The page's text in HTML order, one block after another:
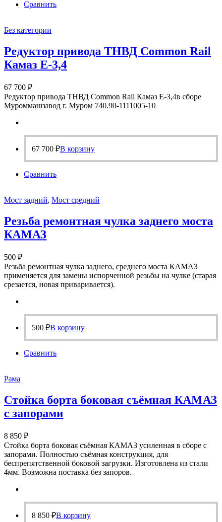
Сравнить
Без категории
Редуктор привода ТНВД Common Rail
Камаз Е-3,4
67 700 ₽
Редуктор привода ТНВД Common Rail Камаз Е-3,4в сборе
Муроммашзавод г. Муром 740.90-1111005-10
67 700 ₽В корзину
Сравнить
Мост задний, Мост средний
Резьба ремонтная чулка заднего моста
КАМАЗ
500 ₽
Резьба ремонтная чулка заднего, среднего моста КАМАЗ
применяется для замены испорченной резьбы на чулке (старая
срезается, новая приваривается).
500 ₽В корзину
Сравнить
Рама
Стойка борта боковая съёмная КАМАЗ
с запорами
8 850 ₽
Стойка борта боковая съёмная КАМАЗ усиленная в сборе с
запорами. Полностью съёмная конструкция, для
беспрепятственной боковой загрузки. Изготовлена из стали
4мм. Возможна поставка без запоров.
8 850 ₽В корзину